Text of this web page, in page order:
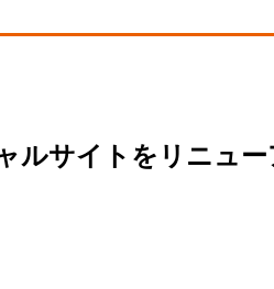
ルサイトをリニュー